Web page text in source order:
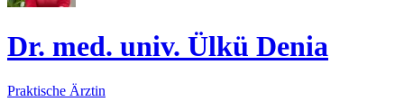
Dr. med. univ. Ülkü Denia
Praktische Ärztin